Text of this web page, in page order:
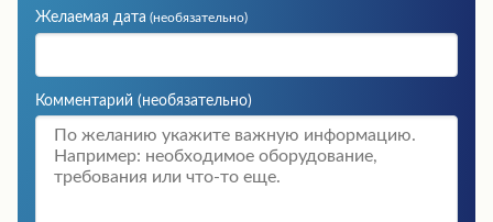
Желаемая дата (необязательно)
Комментарий (необязательно)